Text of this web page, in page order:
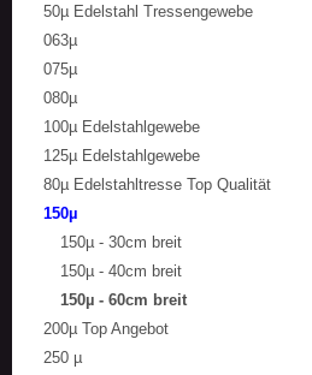
50µ Edelstahl Tressengewebe
063µ
075µ
080µ
100µ Edelstahlgewebe
125µ Edelstahlgewebe
80µ Edelstahltresse Top Qualität
150µ
150µ - 30cm breit
150µ - 40cm breit
150µ - 60cm breit
200µ Top Angebot
250 µ